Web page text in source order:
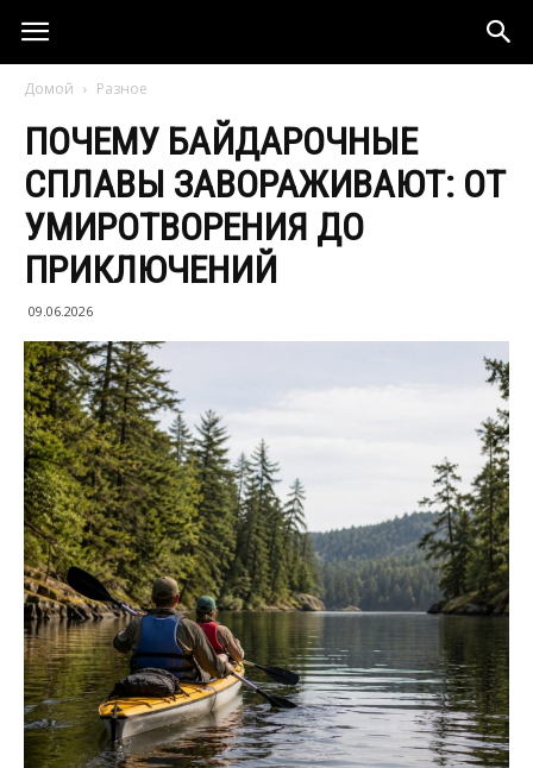
Домой Разное
ПОЧЕМУ БАЙДАРОЧНЫЕ
СПЛАВЫ ЗАВОРАЖИВАЮТ: ОТ
УМИРОТВОРЕНИЯ ДО
ПРИКЛЮЧЕНИЙ
09.06.2026